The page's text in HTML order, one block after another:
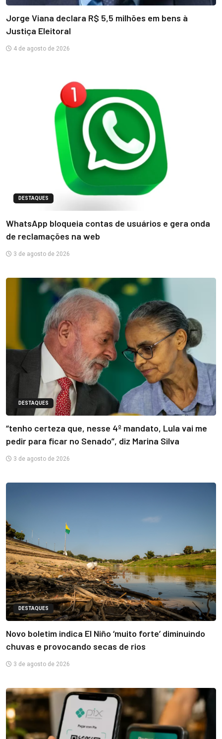
Jorge Viana declara R$ 5,5 milhões em bens à
Justiça Eleitoral
4 de agosto de 2026
DESTAQUES
WhatsApp bloqueia contas de usuários e gera onda
de reclamações na web
3 de agosto de 2026
DESTAQUES
“tenho certeza que, nesse 4º mandato, Lula vai me
pedir para ficar no Senado”, diz Marina Silva
3 de agosto de 2026
DESTAQUES
Novo boletim indica El Niño ‘muito forte’ diminuindo
chuvas e provocando secas de rios
3 de agosto de 2026